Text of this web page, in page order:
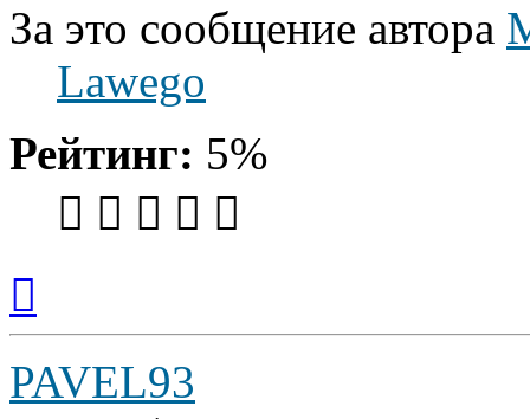
За это сообщение автора
Lawego
Рейтинг: 5%
началу
PAVEL93